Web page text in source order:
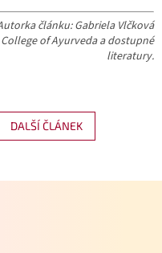
článku: Gabriela Vlčková
of Ayurveda a dostupné
literatury.
DALŠÍ ČLÁNEK